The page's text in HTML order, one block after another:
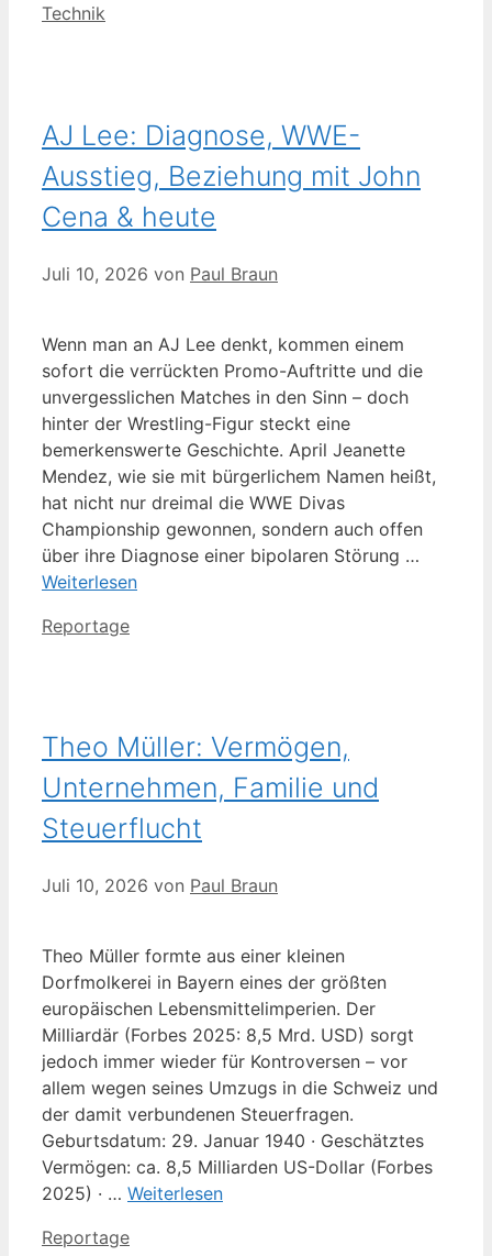
Kategorien
Technik
AJ Lee: Diagnose, WWE-
Ausstieg, Beziehung mit John
Cena & heute
Juli 10, 2026 von Paul Braun
Wenn man an AJ Lee denkt, kommen einem
sofort die verrückten Promo-Auftritte und die
unvergesslichen Matches in den Sinn – doch
hinter der Wrestling-Figur steckt eine
bemerkenswerte Geschichte. April Jeanette
Mendez, wie sie mit bürgerlichem Namen heißt,
hat nicht nur dreimal die WWE Divas
Championship gewonnen, sondern auch offen
über ihre Diagnose einer bipolaren Störung …
Weiterlesen
Kategorien
Reportage
Theo Müller: Vermögen,
Unternehmen, Familie und
Steuerflucht
Juli 10, 2026 von Paul Braun
Theo Müller formte aus einer kleinen
Dorfmolkerei in Bayern eines der größten
europäischen Lebensmittelimperien. Der
Milliardär (Forbes 2025: 8,5 Mrd. USD) sorgt
jedoch immer wieder für Kontroversen – vor
allem wegen seines Umzugs in die Schweiz und
der damit verbundenen Steuerfragen.
Geburtsdatum: 29. Januar 1940 · Geschätztes
Vermögen: ca. 8,5 Milliarden US-Dollar (Forbes
2025) · … Weiterlesen
Kategorien
Reportage